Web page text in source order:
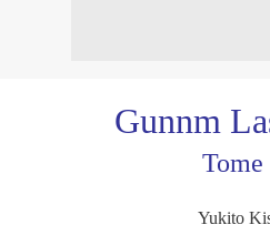
Gunnm
Tome
Yukito